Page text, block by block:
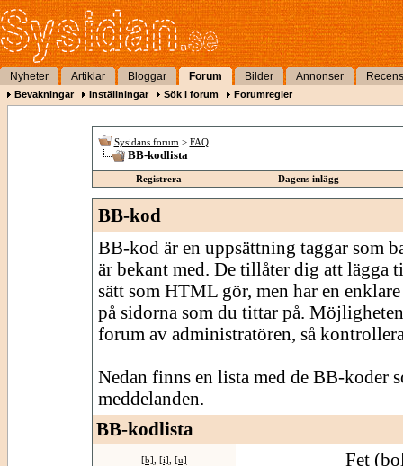
Nyheter Artiklar Bloggar Forum Bilder Annonser
Bevakningar Inställningar Sök i forum Forumregler
Sysidans forum > FAQ
BB-kodlista
Registrera Dagens inlägg
BB-kod
BB-kod är en uppsättning taggar som
är bekant med. De tillåter dig att lägga
sätt som HTML gör, men har en
på sidorna som du tittar på.
forum av administratören, så
Nedan finns en lista med de BB-koder
meddelanden.
BB-kodlista
[b] [i] [u]
Fet